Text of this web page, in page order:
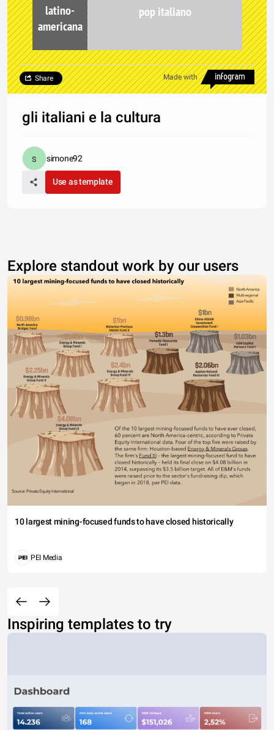
latino-
americana
pop italiano
Made with
Share
gli italiani e la cultura
simone92
Use as template
Explore standout work by our users
10 largest mining-focused funds to have closed historically
PEI Media
Inspiring templates to try